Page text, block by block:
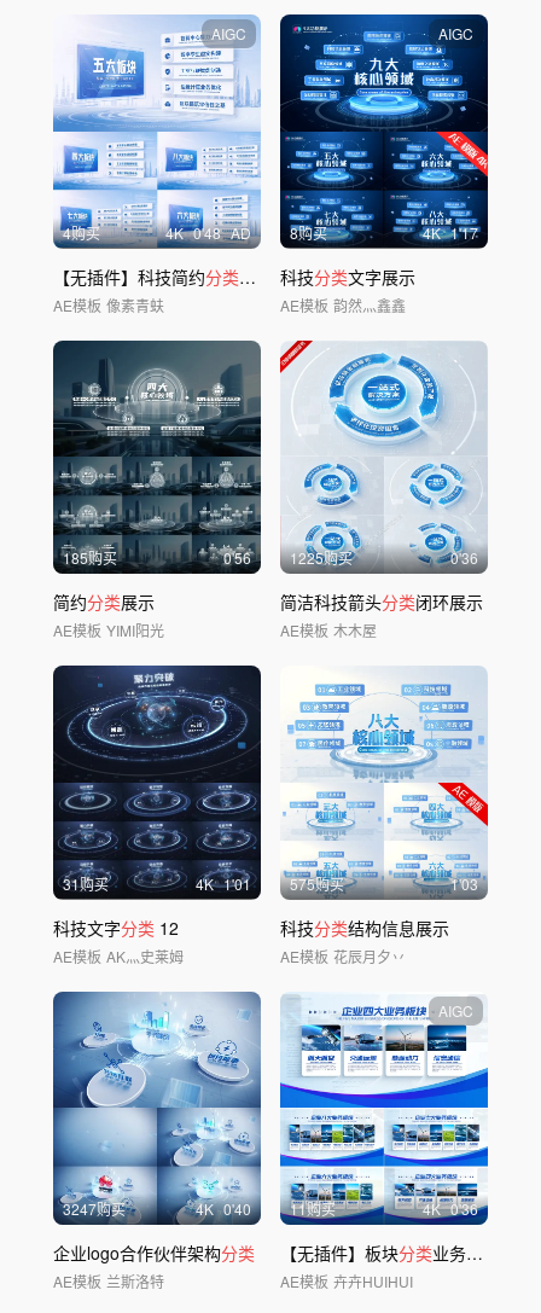
AIGC
4购买 4K 0'48 AD
【无插件】科技简约分类板块模版03
AE模板 像素青蚨
AIGC
8购买 4K 1'17
科技分类文字展示
AE模板 韵然灬鑫鑫
185购买 0'56
简约分类展示
AE模板 YIMI阳光
1225购买 0'36
简洁科技箭头分类闭环展示
AE模板 木木屋
31购买 4K 1'01
科技文字分类 12
AE模板 AK灬史莱姆
575购买 1'03
科技分类结构信息展示
AE模板 花辰月夕丷
3247购买 4K 0'40
企业logo合作伙伴架构分类
AE模板 兰斯洛特
AIGC
11购买 4K 0'36
【无插件】板块分类业务分类
AE模板 卉卉HUIHUI